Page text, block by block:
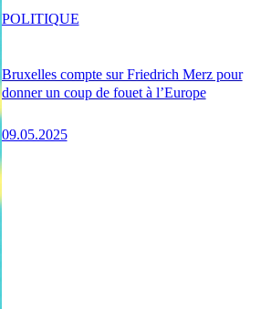
Bruxelles compte sur Friedrich Merz pour
donner un coup de fouet à l’Europe
09.05.2025
POLITIQUE